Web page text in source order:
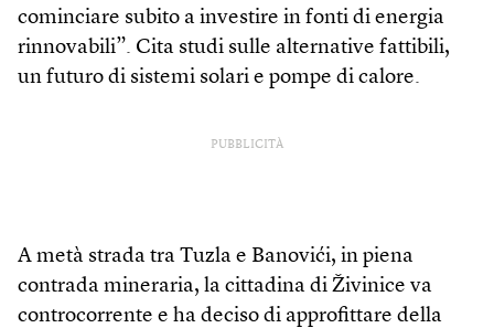
cominciare subito a investire in fonti di energia
rinnovabili”. Cita studi sulle alternative fattibili,
un futuro di sistemi solari e pompe di calore.
PUBBLICITÀ
A metà strada tra Tuzla e Banovići, in piena
contrada mineraria, la cittadina di Živinice va
controcorrente e ha deciso di approfittare della